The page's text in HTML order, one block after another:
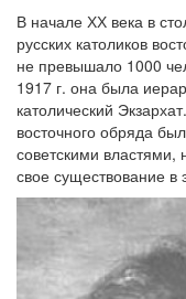
В начале ХХ века в
русских католиков
не превышало 1000
1917 г. она была
католический
восточного обряда
советскими
свое существование в